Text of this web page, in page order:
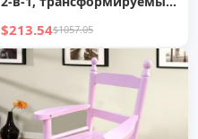
детский диван,
многофункциональное
кресло с подлокотниками
для игры
$213.54$1057.05